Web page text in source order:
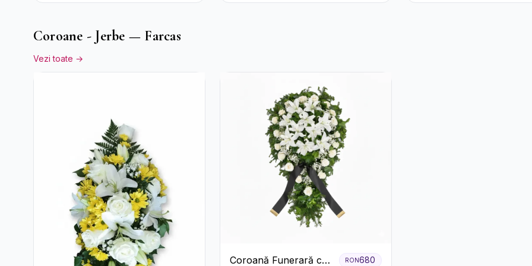
Coroane - Jerbe — Farcas
Vezi toate →
Coroană Funerară cu RON680